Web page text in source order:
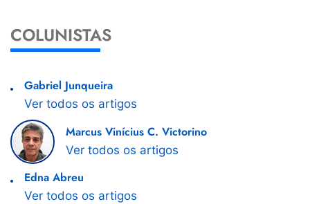
COLUNISTAS
Gabriel Junqueira
Ver todos os artigos
Marcus Vinícius C. Victorino
Ver todos os artigos
Edna Abreu
Ver todos os artigos